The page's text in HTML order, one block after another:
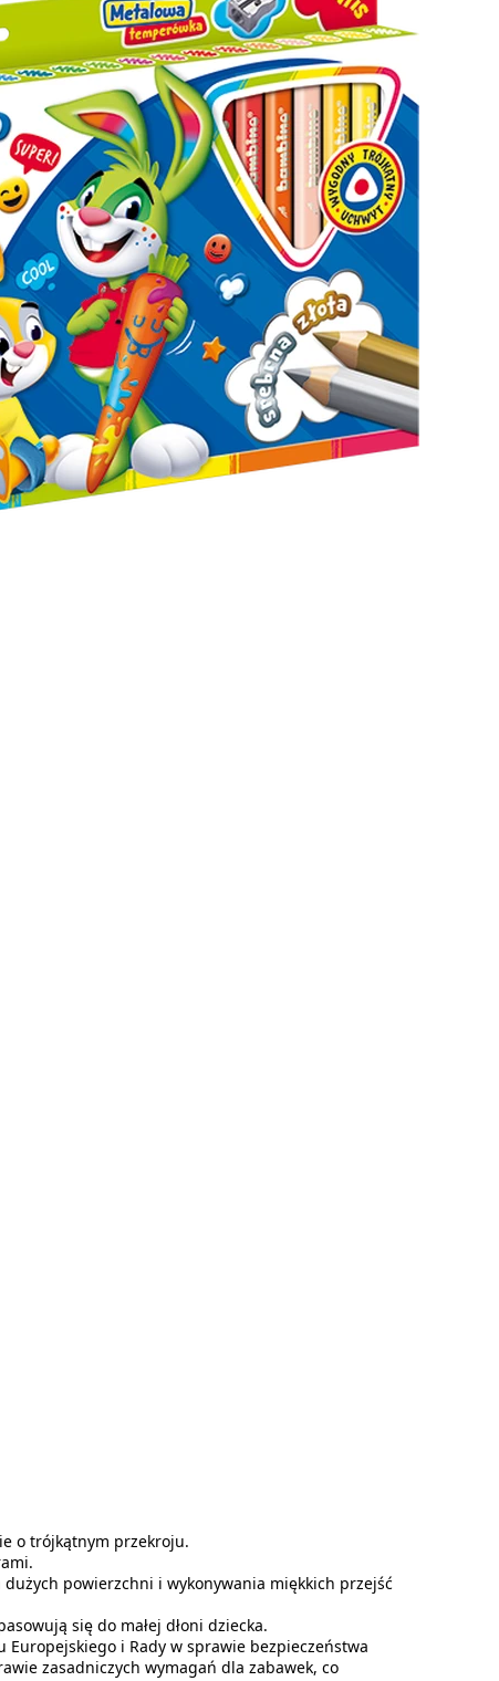
o trójkątnym przekroju.
powierzchni i wykonywania miękkich przejść
się do małej dłoni dziecka.
Europejskiego i Rady w sprawie bezpieczeństwa
zasadniczych wymagań dla zabawek, co